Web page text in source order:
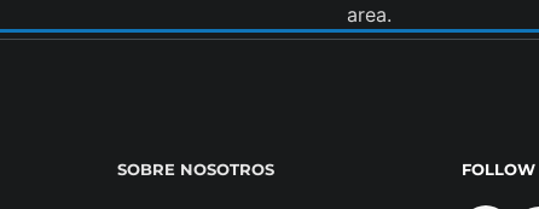
area.
SOBRE NOSOTROS FOLLOW